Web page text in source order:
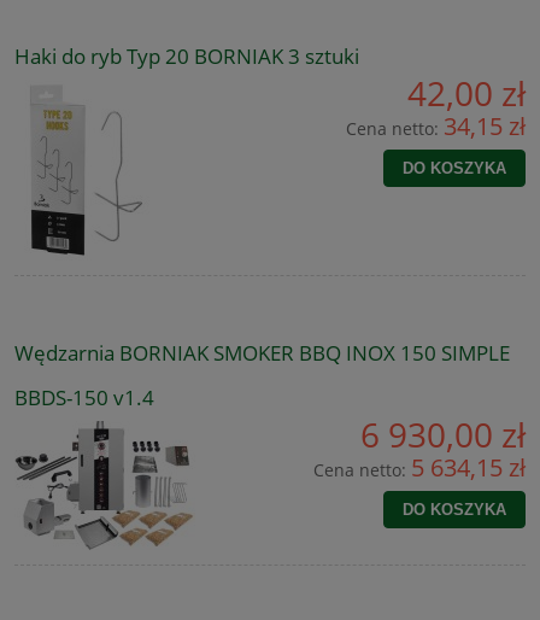
Haki do ryb Typ 20 BORNIAK 3 sztuki
42,00 zł
Cena netto: 34,15 zł
DO KOSZYKA
Wędzarnia BORNIAK SMOKER BBQ INOX 150 SIMPLE
BBDS-150 v1.4
6 930,00 zł
Cena netto: 5 634,15 zł
DO KOSZYKA